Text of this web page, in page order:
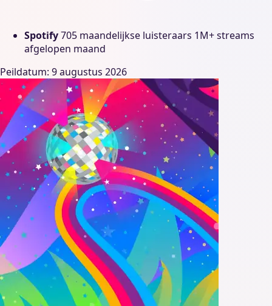
Spotify705 maandelijkse luisteraars 1M+ streams
afgelopen maand
Peildatum: 9 augustus 2026